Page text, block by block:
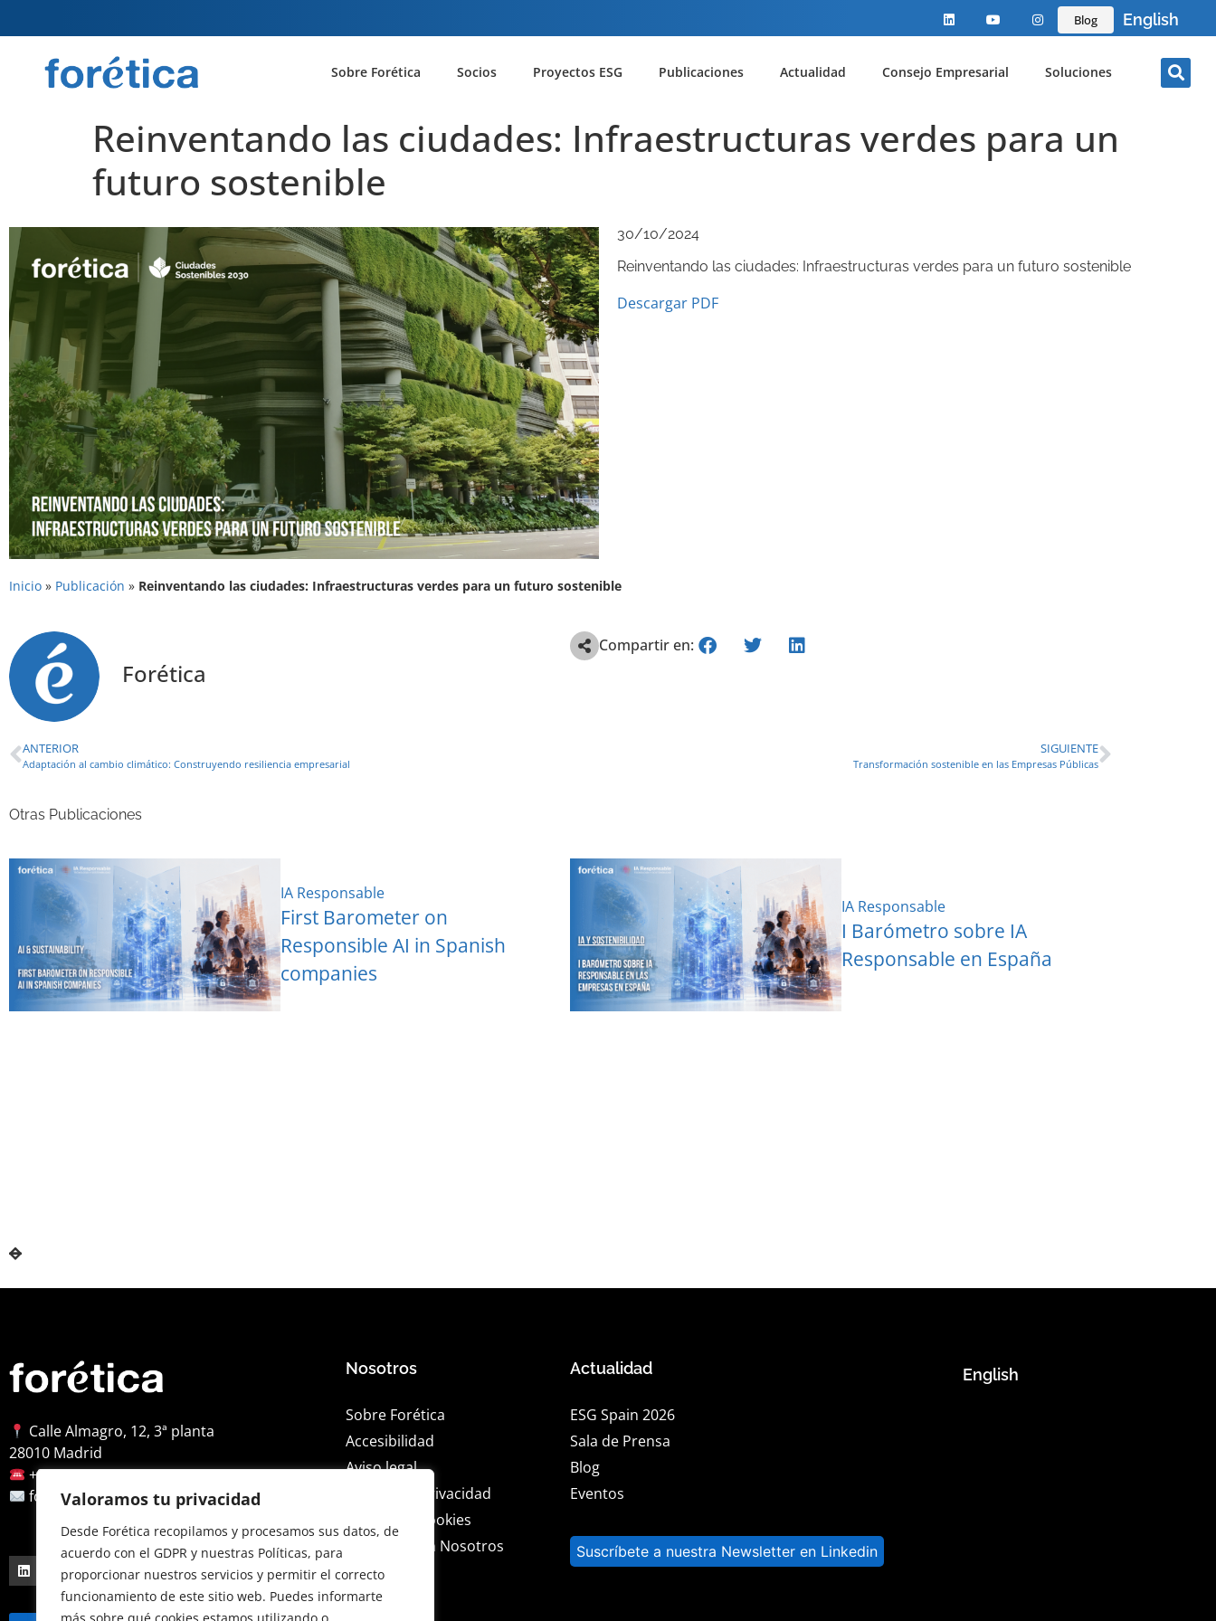
Valoramos tu privacidad
Desde Forética recopilamos y procesamos sus datos, de
acuerdo con el GDPR y nuestras Políticas, para
proporcionar nuestros servicios y permitir el correcto
funcionamiento de este sitio web. Puedes informarte
Blog English
Sobre Forética Socios Proyectos ESG Publicaciones Actualidad Consejo Empresarial Soluciones
Reinventando las ciudades: Infraestructuras verdes para un
futuro sostenible
30/10/2024
Reinventando las ciudades: Infraestructuras verdes para un futuro sostenible
Descargar PDF
Inicio » Publicación » Reinventando las ciudades: Infraestructuras verdes para un futuro sostenible
Forética
Compartir en:
ANTERIOR
Adaptación al cambio climático: Construyendo resiliencia empresarial
SIGUIENTE
Transformación sostenible en las Empresas Públicas
Otras Publicaciones
IA Responsable
First Barometer on
Responsible AI in Spanish
companies
IA Responsable
I Barómetro sobre IA
Responsable en España
Calle Almagro, 12, 3ª planta
28010 Madrid
+34 91 522 79 46
foretica@foretica.es
Nosotros
Sobre Forética
Accesibilidad
Aviso legal
Política de privacidad
Política de cookies
Contacta con Nosotros
Actualidad
ESG Spain 2026
Sala de Prensa
Blog
Eventos
Suscríbete a nuestra Newsletter en Linkedin
English